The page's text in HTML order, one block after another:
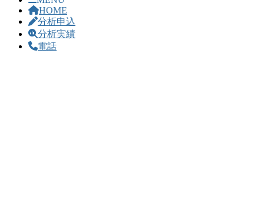
HOME
分析申込
分析実績
電話